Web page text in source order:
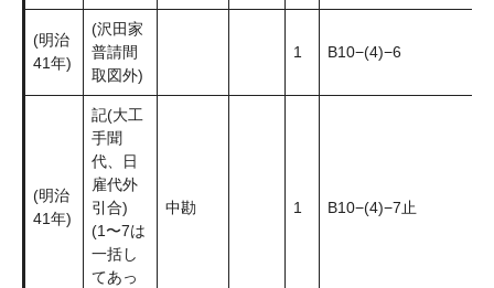
(明治
41年)
(沢田家
普請間
取図外)
1 B10−(4)−6
(明治
41年)
記(大工
手聞
代、日
雇代外
引合)
(1〜7は
一括し
てあっ
中勘 1 B10−(4)−7止